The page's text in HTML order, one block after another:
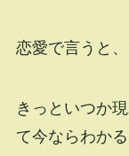
恋愛で言うと
きっといつか
て今ならわか